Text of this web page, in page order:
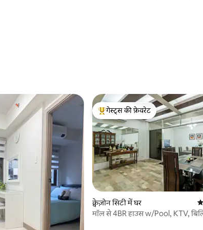
गेस्ट्स का टॉप फ़ेवरेट
गेस्ट्स की फ़ेवरेट
क्वेज़ोन सिटी में घर
मॉल से 4BR हाउस w/Pool, KTV,